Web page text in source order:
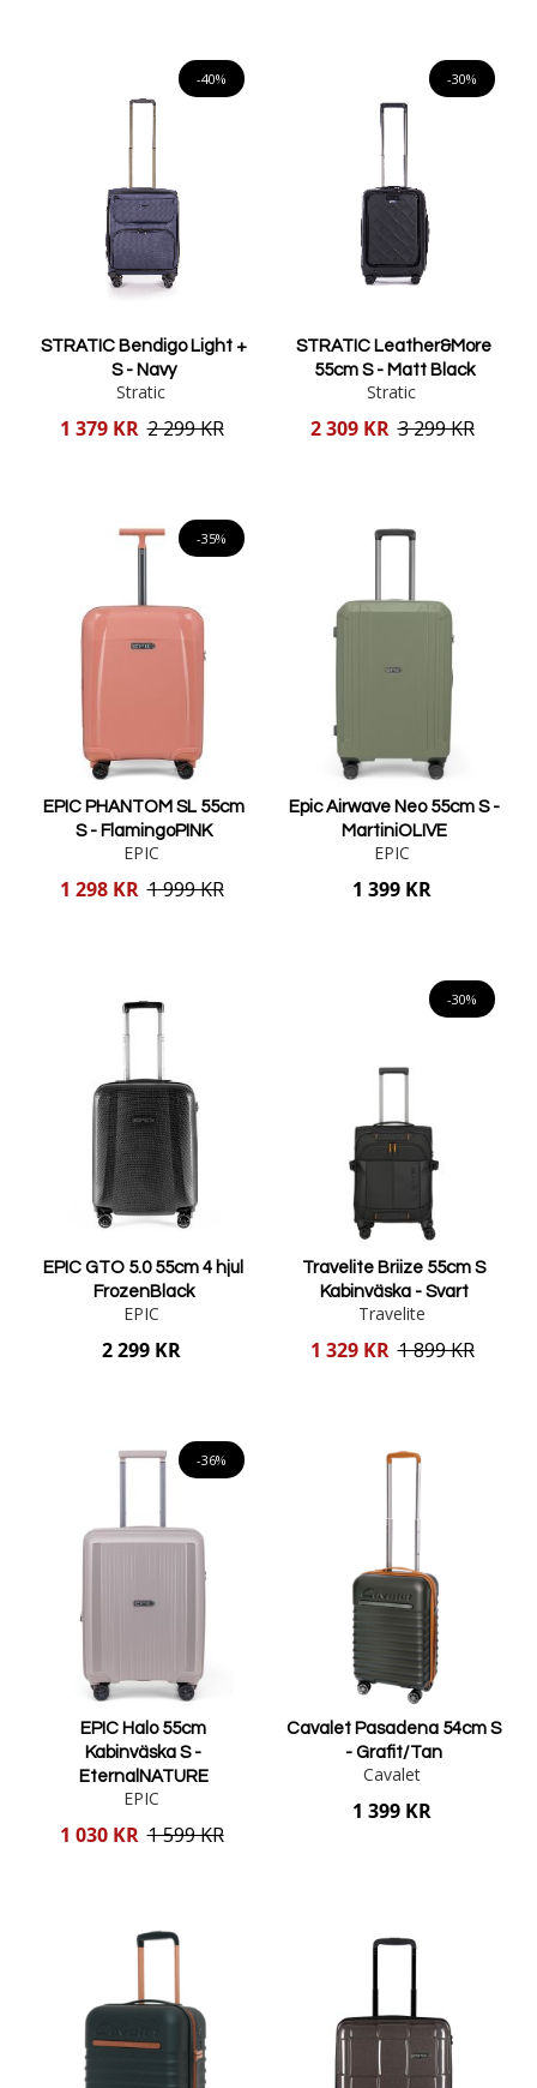
-40%
STRATIC Bendigo Light +
S - Navy
Stratic
Reducerat
1 379 KR 2 299 KR
-30%
STRATIC Leather&More
55cm S - Matt Black
Stratic
Reducerat
2 309 KR 3 299 KR
-35%
EPIC PHANTOM SL 55cm
S - FlamingoPINK
EPIC
Reducerat
1 298 KR 1 999 KR
Epic Airwave Neo 55cm S -
MartiniOLIVE
EPIC
1 399 KR
EPIC GTO 5.0 55cm 4 hjul
FrozenBlack
EPIC
2 299 KR
-30%
Travelite Briize 55cm S
Kabinväska - Svart
Travelite
Reducerat
1 329 KR 1 899 KR
-36%
EPIC Halo 55cm
Kabinväska S -
EternalNATURE
EPIC
Reducerat
1 030 KR 1 599 KR
Cavalet Pasadena 54cm S
- Grafit/Tan
Cavalet
1 399 KR